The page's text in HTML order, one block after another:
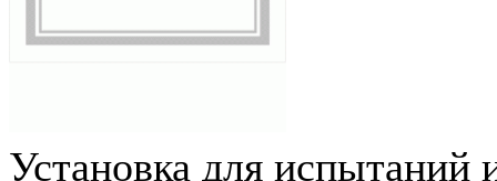
Установка для испытаний